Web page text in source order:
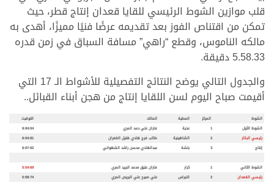
قلب موازين الشوط الرئيسي للقايا قعدان إنتاج قطر، حيث
تمكن من اقتناص الفوز بعد تقديمه عرضًا فنيًا مميزًا، أهدى به
مالكه الناموس، وقطع “راهي” مسافة السباق في زمن قدره
5.58.33 دقيقة.
والجدول التالي يوضح النتائج التفصيلية للأشواط الـ 17 التي
أقيمت صباح اليوم لسن اللقايا إنتاج من هجن أبناء القبائل..
الشوط المركز المطية المالك
التوقيت
الشوط الأول
1 عذية فاران علي حمد المري
6:04:04
رئيسي البكار
2 الشاهينية طالب فرج هادي هليل الغفران
6:04:81
إنتاج
3 بلشة عبدالهادي محسن راشد الشهواني 6:07:02
الشوط الثاني 1 كرار فاران عتيق محمد البريد المري
5:54:69
رئيسي القعدان
2 النبراس علي صبيح علي البريص المري
5:58:74